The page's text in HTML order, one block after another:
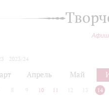
2023/24
Апрель Май
8 9 10 11 12 13 14